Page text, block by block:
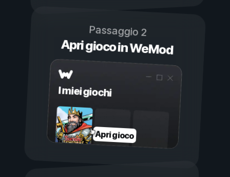
Passaggio 2
Apri gioco in WeMod
I miei giochi
Apri gioco